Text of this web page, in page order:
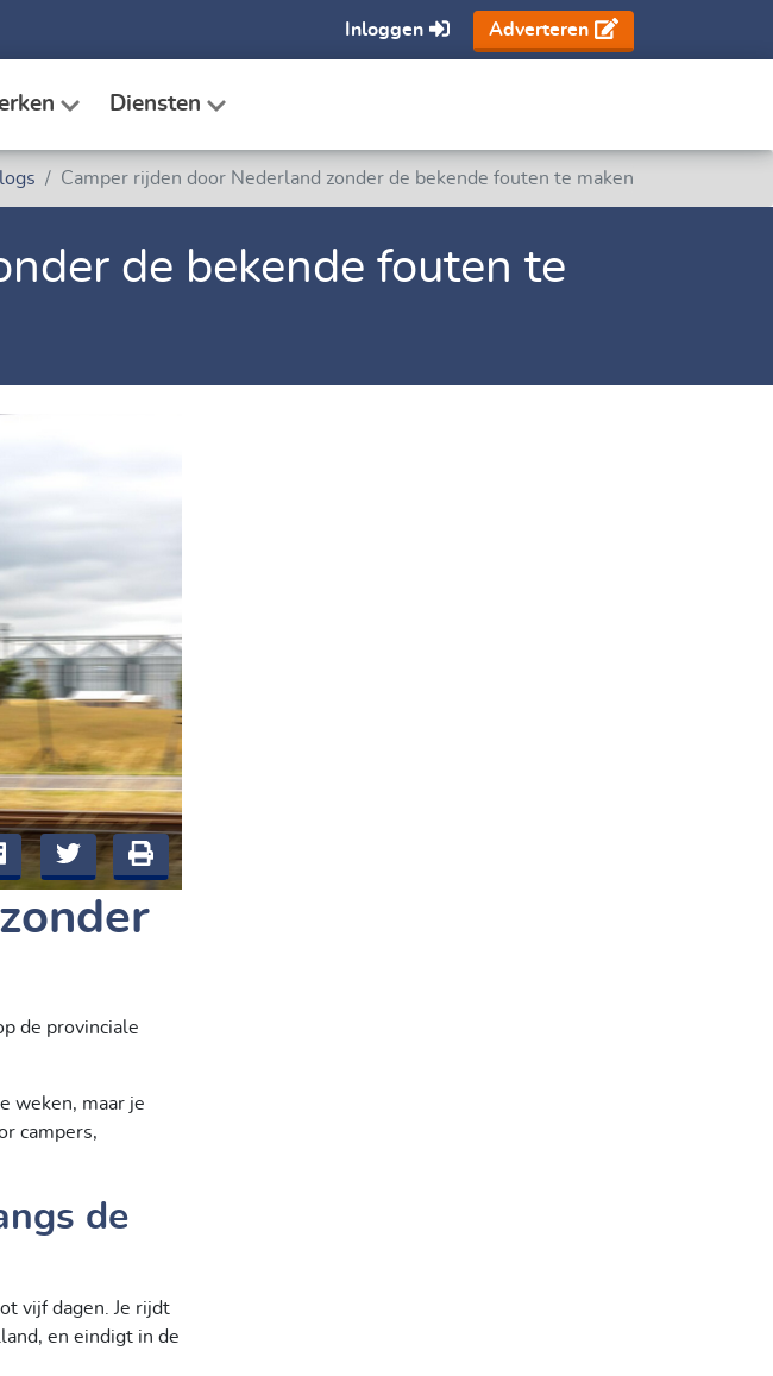
Inloggen Adverteren
Diensten
Camper rijden door Nederland zonder de bekende fouten te maken
de bekende fouten te
de provinciale
weken, maar je
campers,
de
vijf dagen. Je rijdt
en eindigt in de